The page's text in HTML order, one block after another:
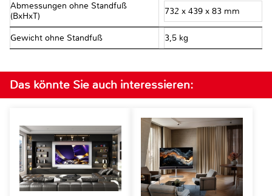
Abmessungen ohne Standfuß
(BxHxT)
732 x 439 x 83 mm
Gewicht ohne Standfuß 3,5 kg
Das könnte Sie auch interessieren: